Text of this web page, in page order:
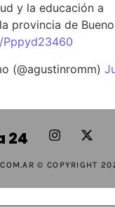
y la educación a
provincia de
(@agustinromm)
24
© COPYRIGHT